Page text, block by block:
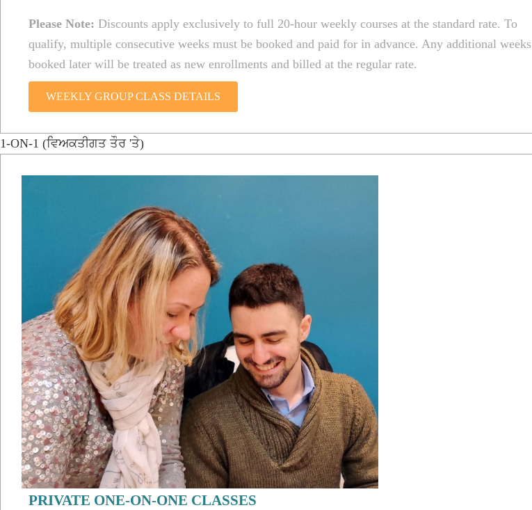
Please Note: Discounts apply exclusively to full 20-hour weekly courses at the standard rate. To
qualify, multiple consecutive weeks must be booked and paid for in advance. Any additional weeks
booked later will be treated as new enrollments and billed at the regular rate.
WEEKLY GROUP CLASS DETAILS
1-ON-1 (ਵਿਅਕਤੀਗਤ ਤੌਰ 'ਤੇ)
PRIVATE ONE-ON-ONE CLASSES